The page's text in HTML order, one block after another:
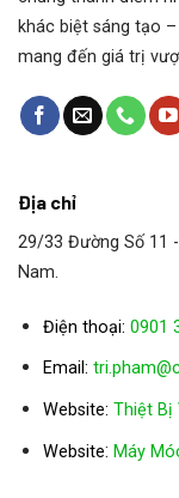
khác biệt sáng tạo
mang đến giá trị
Địa chỉ
29/33 Đường Số 11
Nam.
Điện thoại: 0901
Email:
Website: Thiệt Bị
Website: Máy